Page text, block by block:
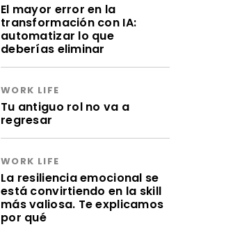
El mayor error en la
transformación con IA:
automatizar lo que
deberías eliminar
WORK LIFE
Tu antiguo rol no va a
regresar
WORK LIFE
La resiliencia emocional se
está convirtiendo en la skill
más valiosa. Te explicamos
por qué